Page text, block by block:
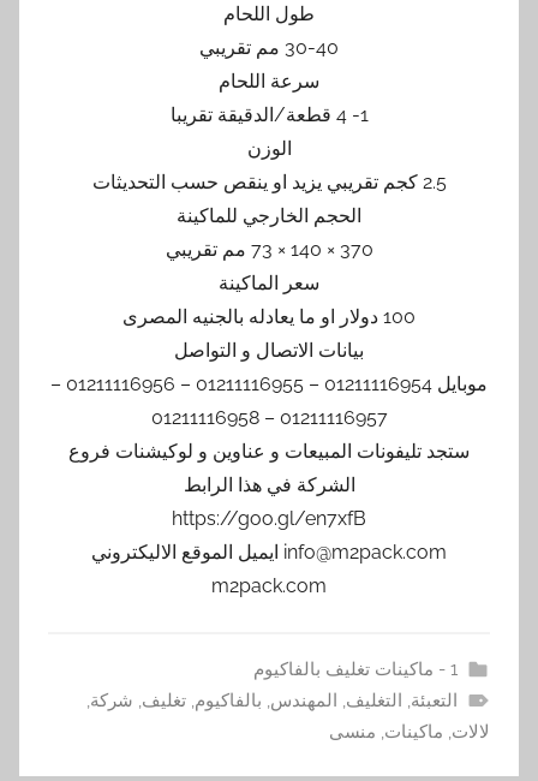
طول اللحام
30-40 مم تقريبي
سرعة اللحام
1- 4 قطعة/الدقيقة تقريبا
الوزن
2.5 كجم تقريبي يزيد او ينقص حسب التحديثات
الحجم الخارجي للماكينة
370 × 140 × 73 مم تقريبي
سعر الماكينة
100 دولار او ما يعادله بالجنيه المصرى
بيانات الاتصال و التواصل
موبايل 01211116954 – 01211116955 – 01211116956 –
01211116957 – 01211116958
ستجد تليفونات المبيعات و عناوين و لوكيشنات فروع
الشركة في هذا الرابط
https://goo.gl/en7xfB
info@m2pack.com ايميل الموقع الاليكتروني
m2pack.com
1 - ماكينات تغليف بالفاكيوم
التعبئة, التغليف, المهندس, بالفاكيوم,تغليف, شركة,
لالات, ماكينات, منسى